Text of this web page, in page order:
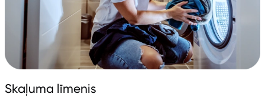
Skaļuma līmenis